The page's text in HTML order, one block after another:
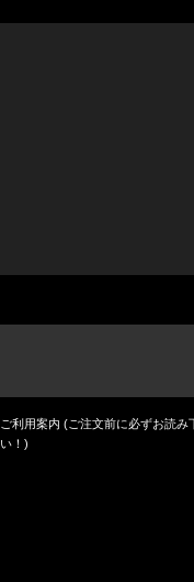
ご利用案内 (ご注文前に必ずお読み
い！)